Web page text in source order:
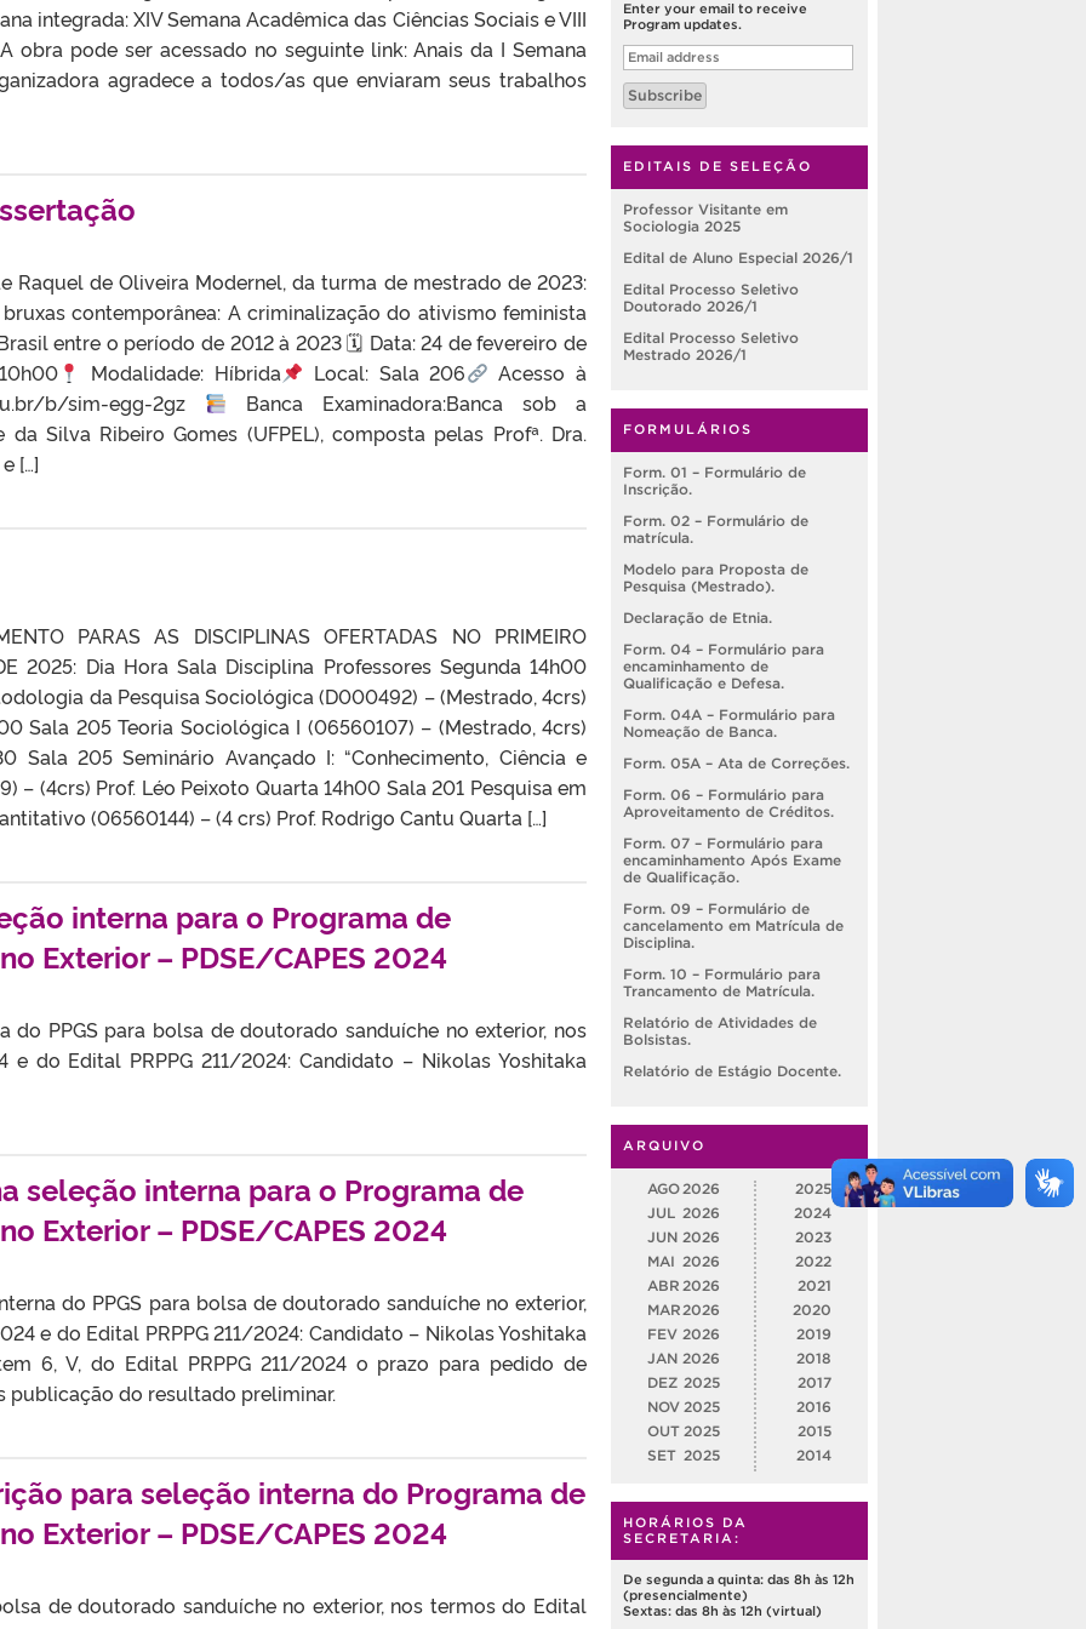
integrada: XIV Semana Acadêmica das Ciências Sociais e VIII
obra pode ser acessado no seguinte link: Anais da I Semana
agradece a todos/as que enviaram seus trabalhos
Raquel de Oliveira Modernel, da turma de mestrado de 2023:
contemporânea: A criminalização do ativismo feminista
entre o período de 2012 à 2023 🗓 Data: 24 de fevereiro de
Modalidade: Híbrida Local: Sala 206
Acesso à
b/sim-egg-2gz
Banca Examinadora:Banca sob a
da Silva Ribeiro Gomes (UFPEL), composta pelas Profª. Dra.
[…]
PARAS AS DISCIPLINAS OFERTADAS NO PRIMEIRO
2025: Dia Hora Sala Disciplina Professores Segunda 14h00
da Pesquisa Sociológica (D000492) – (Mestrado, 4crs)
Sala 205 Teoria Sociológica I (06560107) – (Mestrado, 4crs)
Sala 205 Seminário Avançado I: “Conhecimento, Ciência e
– (4crs) Prof. Léo Peixoto Quarta 14h00 Sala 201 Pesquisa em
(06560144) – (4 crs) Prof. Rodrigo Cantu Quarta […]
interna para o Programa de
Exterior – PDSE/CAPES 2024
do PPGS para bolsa de doutorado sanduíche no exterior, nos
do Edital PRPPG 211/2024: Candidato – Nikolas Yoshitaka
seleção interna para o Programa de
Exterior – PDSE/CAPES 2024
do PPGS para bolsa de doutorado sanduíche no exterior,
e do Edital PRPPG 211/2024: Candidato – Nikolas Yoshitaka
6, V, do Edital PRPPG 211/2024 o prazo para pedido de
publicação do resultado preliminar.
para seleção interna do Programa de
Exterior – PDSE/CAPES 2024
de doutorado sanduíche no exterior, nos termos do Edital
Enter your email to receive
Program updates.
Email
address
Subscribe
EDITAIS DE SELEÇÃO
Professor Visitante em
Sociologia 2025
Edital de Aluno Especial 2026/1
Edital Processo Seletivo
Doutorado 2026/1
Edital Processo Seletivo
Mestrado 2026/1
FORMULÁRIOS
Form. 01 – Formulário de
Inscrição.
Form. 02 – Formulário de
matrícula.
Modelo para Proposta de
Pesquisa (Mestrado).
Declaração de Etnia.
Form. 04 – Formulário para
encaminhamento de
Qualificação e Defesa.
Form. 04A – Formulário para
Nomeação de Banca.
Form. 05A – Ata de Correções.
Form. 06 – Formulário para
Aproveitamento de Créditos.
Form. 07 – Formulário para
encaminhamento Após Exame
de Qualificação.
Form. 09 – Formulário de
cancelamento em Matrícula de
Disciplina.
Form. 10 – Formulário para
Trancamento de Matrícula.
Relatório de Atividades de
Bolsistas.
Relatório de Estágio Docente.
ARQUIVO
AGO 2026
JUL 2026
JUN 2026
MAI
2026
ABR 2026
MAR 2026
FEV 2026
JAN 2026
DEZ 2025
NOV 2025
OUT 2025
SET 2025
2025
2024
2023
2022
2021
2020
2019
2018
2017
2016
2015
2014
HORÁRIOS DA
SECRETARIA:
De segunda a quinta: das 8h às 12h
(presencialmente)
Sextas: das 8h às 12h (virtual)